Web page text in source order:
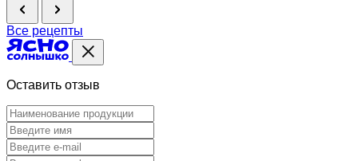
Все рецепты
Оставить отзыв